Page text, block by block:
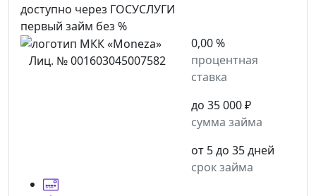
доступно через ГОСУСЛУГИ
первый займ без %
Лиц. № 001603045007582
0,00 %
процентная
ставка
до 35 000 ₽
сумма займа
от 5 до 35 дней
срок займа